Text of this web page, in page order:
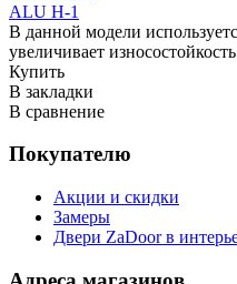
ALU H-1
В данной модели
увеличивает
Купить
В закладки
В сравнение
Покупателю
Акции и скидки
Замеры
Двери ZaDoor в